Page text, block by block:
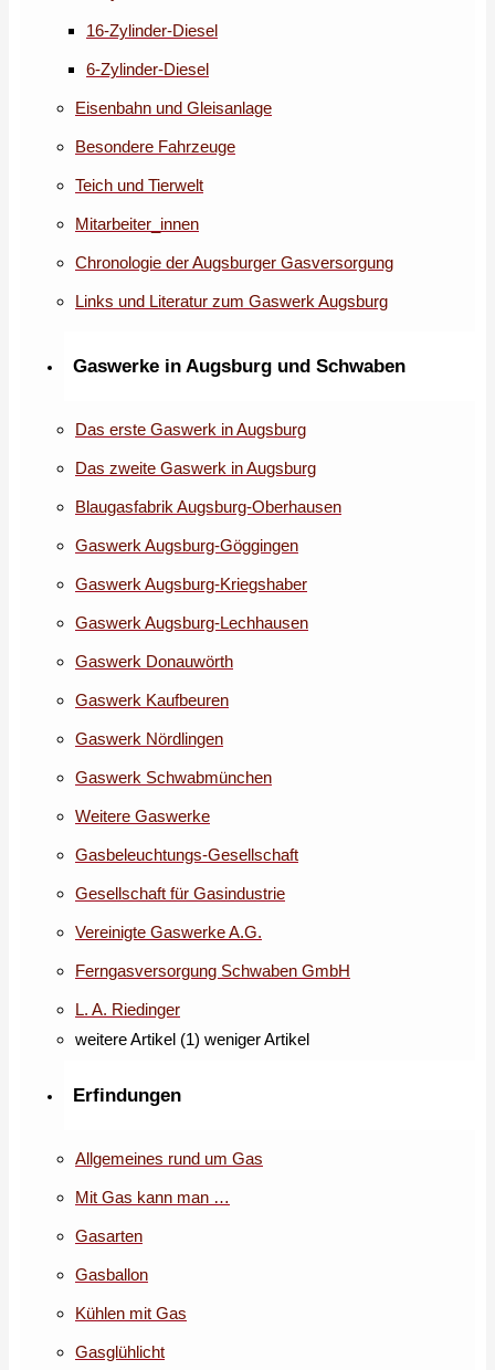
16-Zylinder-Diesel
6-Zylinder-Diesel
Eisenbahn und Gleisanlage
Besondere Fahrzeuge
Teich und Tierwelt
Mitarbeiter_innen
Chronologie der Augsburger Gasversorgung
Links und Literatur zum Gaswerk Augsburg
Gaswerke in Augsburg und Schwaben
Das erste Gaswerk in Augsburg
Das zweite Gaswerk in Augsburg
Blaugasfabrik Augsburg-Oberhausen
Gaswerk Augsburg-Göggingen
Gaswerk Augsburg-Kriegshaber
Gaswerk Augsburg-Lechhausen
Gaswerk Donauwörth
Gaswerk Kaufbeuren
Gaswerk Nördlingen
Gaswerk Schwabmünchen
Weitere Gaswerke
Gasbeleuchtungs-Gesellschaft
Gesellschaft für Gasindustrie
Vereinigte Gaswerke A.G.
Ferngasversorgung Schwaben GmbH
L. A. Riedinger
weitere Artikel (1) weniger Artikel
Erfindungen
Allgemeines rund um Gas
Mit Gas kann man …
Gasarten
Gasballon
Kühlen mit Gas
Gasglühlicht